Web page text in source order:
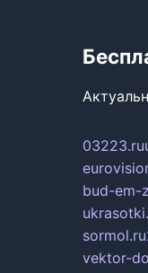
03223.ru
bud-em-
sormol.ru
vektor-